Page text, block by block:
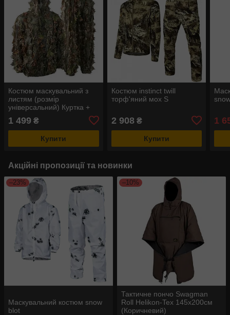
Костюм маскувальний з
листям (розмір
універсальний) Куртка +
1 499 ₴
Купити
Костюм instinct twill
торф'яний мох S
2 908₴
Купити
1
Акційні пропозиції та новинки
–23%
Маскувальний костюм snow
blot
–10%
Тактичне пончо Swagman
Roll Helikon-Tex 145х200см
(Коричневий)